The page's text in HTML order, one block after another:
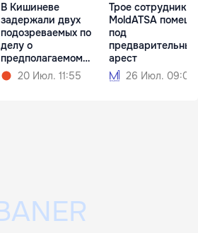
В Кишиневе
задержали двух
подозреваемых по
делу о
предполагаемом
изнасиловании
20 Июл. 11:55
Трое сотрудников
MoldATSA
под
предварительный
арест
26 Июл. 09:00